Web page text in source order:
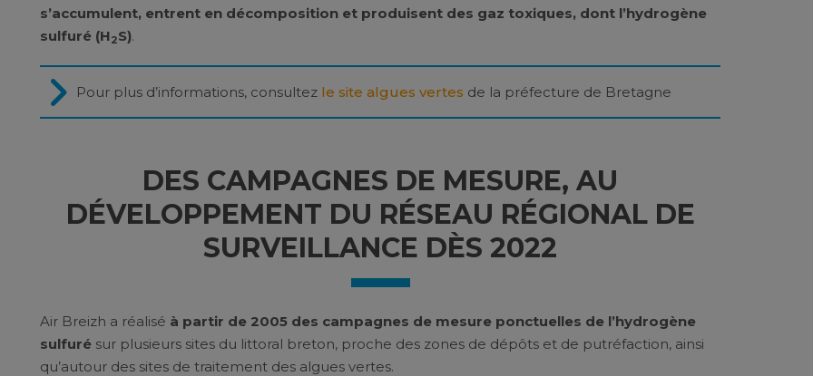
s’accumulent, entrent en décomposition et produisent des gaz toxiques, dont l’hydrogène
sulfuré (H2S).
Pour plus d’informations, consultez le site algues vertes de la préfecture de Bretagne
DES CAMPAGNES DE MESURE, AU
DÉVELOPPEMENT DU RÉSEAU RÉGIONAL DE
SURVEILLANCE DÈS 2022
Air Breizh a réalisé à partir de 2005 des campagnes de mesure ponctuelles de l’hydrogène
sulfuré sur plusieurs sites du littoral breton, proche des zones de dépôts et de putréfaction, ainsi
qu’autour des sites de traitement des algues vertes.